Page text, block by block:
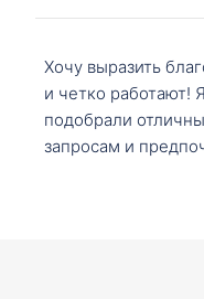
Хочу выразить
и четко работают!
подобрали
запросам и